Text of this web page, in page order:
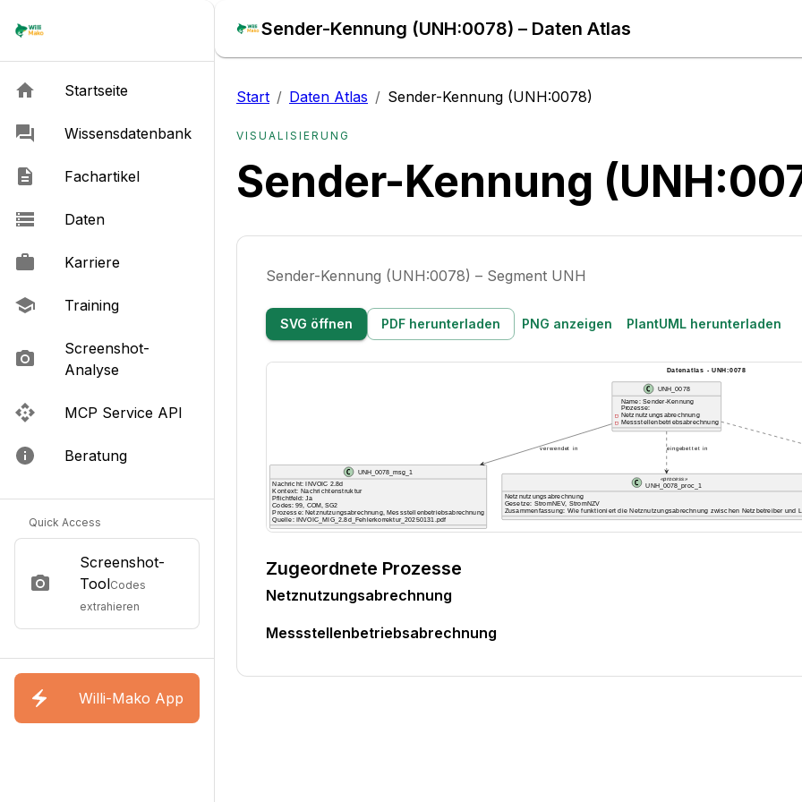
Sender-Kennung (UNH:0078) – Daten Atlas
Startseite
Wissensdatenbank
Fachartikel
Daten
Karriere
Training
Screenshot-
Analyse
MCP Service API
Beratung
Quick Access
Screenshot-
ToolCodes
extrahieren
Willi-Mako App
Start / Daten Atlas / Sender-Kennung (UNH:0078)
VISUALISIERUNG
Sender-Kennung
Sender-Kennung (UNH:0078) – Segment UNH
SVG öffnen PDF herunterladen PNG anzeigen PlantUML herunterladen
Zugeordnete Prozesse
Netznutzungsabrechnung
Messstellenbetriebsabrechnung